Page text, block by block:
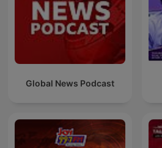
Global News Podcast